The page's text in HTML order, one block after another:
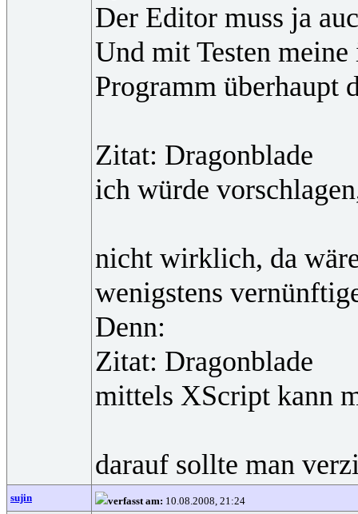
Der Editor muss ja
Und mit Testen
Programm überhaupt
Zitat: Dragonblade
ich würde
nicht wirklich, da
wenigstens
Denn:
Zitat: Dragonblade
mittels XScript kann
darauf sollte man
sujin verfasst am: 10.08.2008, 21:24